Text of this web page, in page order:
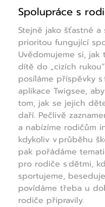
Spolupráce s
Stejně jako šťastné
prioritou fungující
Uvědomujeme si,
dítě do „cizích
posíláme příspěvky s
aplikace Twigsee,
tom, jak se jejich
daří. Pečlivě
a nabízíme rodičům
kdykoliv v průběhu
pak pořádáme
pro rodiče s dětmi,
sportujeme,
povídáme třeba u
rodiče připravily.